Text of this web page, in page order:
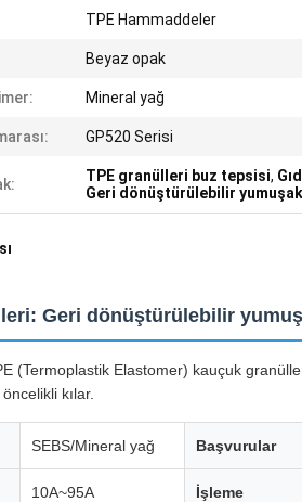
TPE Hammaddeler
Beyaz opak
Mineral yağ
GP520 Serisi
TPE granülleri buz tepsisi,
Geri dönüştürülebilir
Geri dönüştürülebilir
(Termoplastik Elastomer) kauçuk
kılar.
SEBS/Mineral yağ Başvurular
10A~95A İşleme